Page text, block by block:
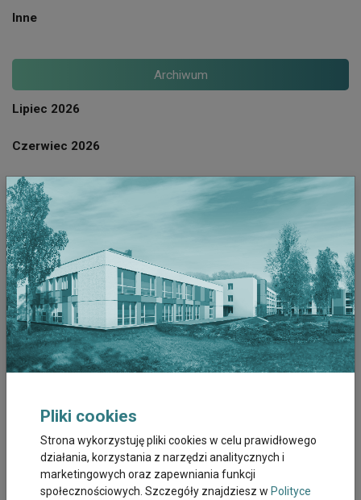
Inne
Archiwum
Lipiec 2026
Czerwiec 2026
Maj 2026
Kwiecien 2026
Marzec 2026
Luty 2026
Styczeń 2026
Grudzień 2025
Październik 2025
Wrzesień 2025
Pliki cookies
Strona wykorzystuję pliki cookies w celu prawidłowego
działania, korzystania z narzędzi analitycznych i
marketingowych oraz zapewniania funkcji
społecznościowych. Szczegóły znajdziesz w Polityce